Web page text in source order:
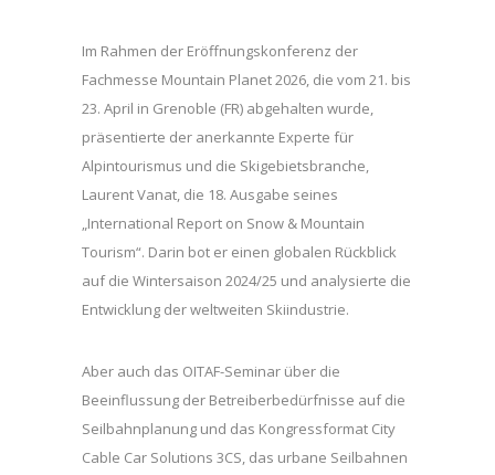
Im Rahmen der Eröffnungskonferenz der
Fachmesse Mountain Planet 2026, die vom 21. bis
23. April in Grenoble (FR) abgehalten wurde,
präsentierte der anerkannte Experte für
Alpintourismus und die Skigebietsbranche,
Laurent Vanat, die 18. Ausgabe seines
„International Report on Snow & Mountain
Tourism“. Darin bot er einen globalen Rückblick
auf die Wintersaison 2024/25 und analysierte die
Entwicklung der weltweiten Skiindustrie.
Aber auch das OITAF-Seminar über die
Beeinflussung der Betreiberbedürfnisse auf die
Seilbahnplanung und das Kongressformat City
Cable Car Solutions 3CS, das urbane Seilbahnen